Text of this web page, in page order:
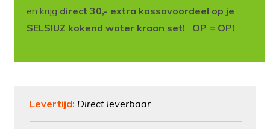
en krijg direct 30,- extra kassavoordeel op je
SELSIUZ kokend water kraan set! OP = OP!
Levertijd: Direct leverbaar